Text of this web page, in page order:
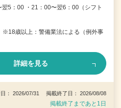
翌5：00 ・21：00〜翌6：00（シフト
※18歳以上：警備業法による（例外事
詳細を見る
： 2026/07/31 掲載終了日： 2026/08/08
掲載終了まであと1日